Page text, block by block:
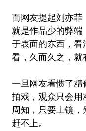
而网友提起刘亦菲
就是作品少的弊
于表面的东西，看
看，久而久之，就
一旦网友看惯了精
拍戏，观众只会用
周知，只要上镜
赶不上。